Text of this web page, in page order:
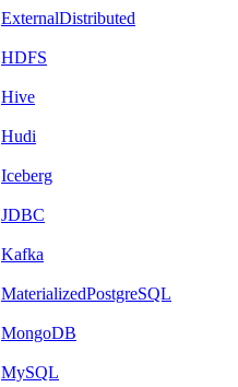
ExternalDistributed
HDFS
Hive
Hudi
Iceberg
JDBC
Kafka
MaterializedPostgreSQL
MongoDB
MySQL